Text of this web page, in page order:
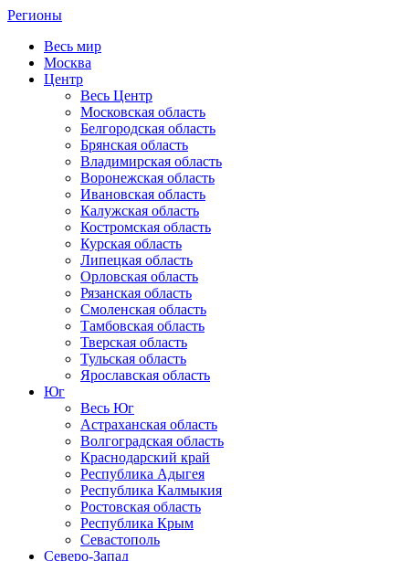
Регионы
Весь мир
Москва
Центр
Весь Центр
Московская область
Белгородская область
Брянская область
Владимирская область
Воронежская область
Ивановская область
Калужская область
Костромская область
Курская область
Липецкая область
Орловская область
Рязанская область
Смоленская область
Тамбовская область
Тверская область
Тульская область
Ярославская область
Юг
Весь Юг
Астраханская область
Волгоградская область
Краснодарский край
Республика Адыгея
Республика Калмыкия
Ростовская область
Республика Крым
Севастополь
Северо-Запад